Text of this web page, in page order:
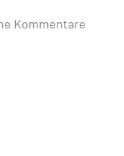
Kommentare